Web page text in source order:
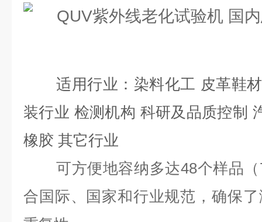
适用行业：染料化工 皮革鞋
装行业 检测机构 科研及品质控制
橡胶 其它行业
可方便地容纳多达48个样品
合国际、国家和行业规范，确保